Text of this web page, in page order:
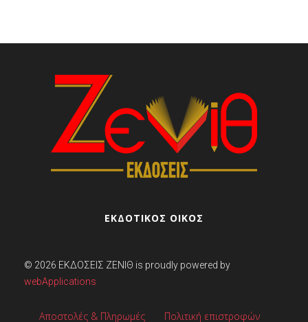
ΕΚΔΟΤΙΚΟΣ ΟΙΚΟΣ
© 2026 ΕΚΔΌΣΕΙΣ ΖΕΝΊΘ is proudly powered by
webApplications
Αποστολές & Πληρωμές Πολιτική επιστροφών